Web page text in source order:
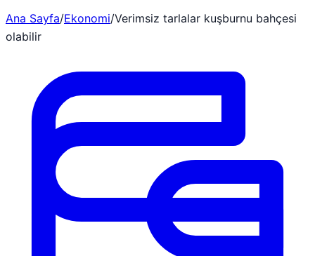
Ana Sayfa/Ekonomi/Verimsiz tarlalar kuşburnu bahçesi
olabilir